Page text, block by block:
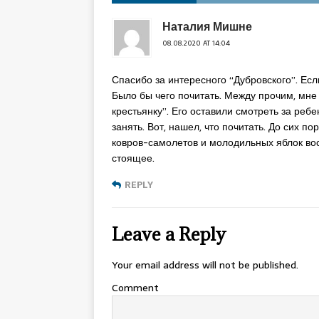
Наталия Мишне
08.08.2020 AT 14:04
Спасибо за интересного “Дубровского”.
Было бы чего почитать. Между прочим,
крестьянку”. Его оставили смотреть за
занять. Вот, нашел, что почитать. До сих
ковров-самолетов и молодильных яблок
стоящее.
REPLY
Leave a Reply
Your email address will not be published.
Comment